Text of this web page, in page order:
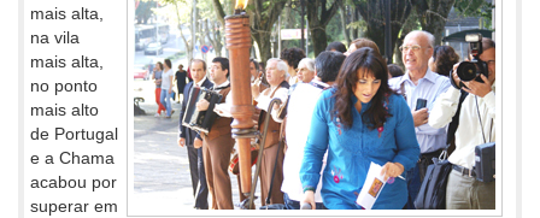
mais alta,
na vila
mais alta,
no ponto
mais alto
de Portugal
e a Chama
acabou por
superar em